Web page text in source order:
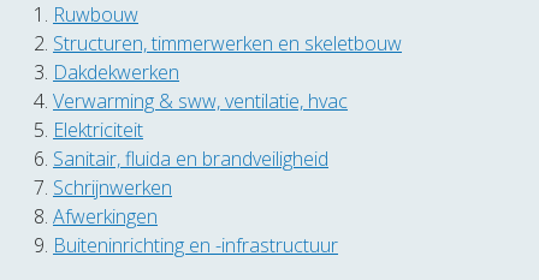
Ruwbouw
Structuren, timmerwerken en skeletbouw
Dakdekwerken
Verwarming & sww, ventilatie, hvac
Elektriciteit
Sanitair, fluida en brandveiligheid
Schrijnwerken
Afwerkingen
Buiteninrichting en -infrastructuur